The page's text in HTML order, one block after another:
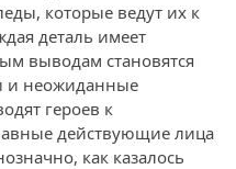
которые ведут их к
деталь имеет
выводам становятся
и неожиданные
героев к
действующие лица
как казалось